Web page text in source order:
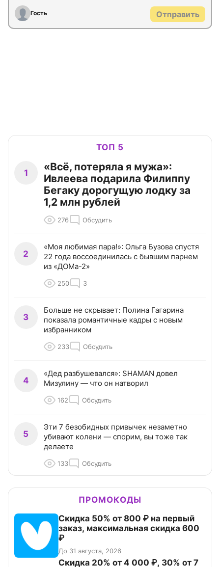
Гость Отправить
ТОП 5
1
«Всё, потеряла я мужа»:
Ивлеева подарила Филиппу
Бегаку дорогущую лодку за
1,2 млн рублей
276 Обсудить
2
«Моя любимая пара!»: Ольга Бузова спустя
22 года воссоединилась с бывшим парнем
из «ДОМа-2»
250 3
3
Больше не скрывает: Полина Гагарина
показала романтичные кадры с новым
избранником
233 Обсудить
4
«Дед разбушевался»: SHAMAN довел
Мизулину — что он натворил
162 Обсудить
5
Эти 7 безобидных привычек незаметно
убивают колени — спорим, вы тоже так
делаете
133 Обсудить
ПРОМОКОДЫ
Скидка 50% от 800 ₽ на первый
заказ, максимальная скидка 600
₽
До 31 августа, 2026
Скидка 20% от 4 000 ₽, 30% от 7